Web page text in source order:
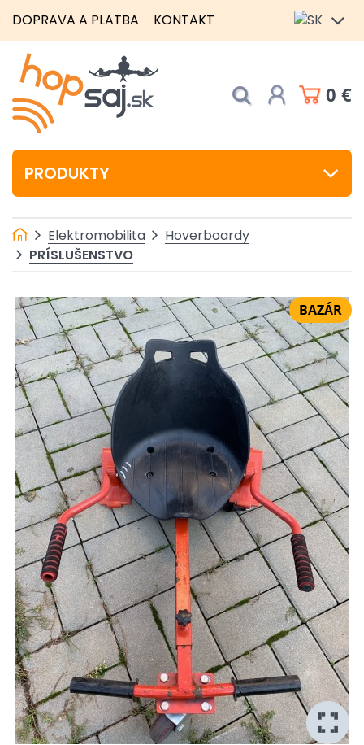
DOPRAVA A PLATBA KONTAKT
0 €
PRODUKTY
Elektromobilita
Hoverboardy
PRÍSLUŠENSTVO
BAZÁR